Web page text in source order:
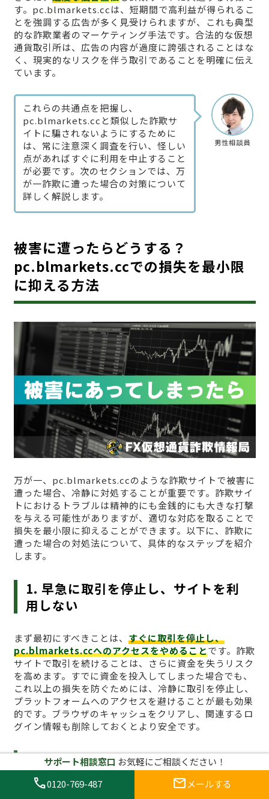
す。pc.blmarkets.ccは、短期間で高利益が得られるこ
とを強調する広告が多く見受けられますが、これも典型
的な詐欺業者のマーケティング手法です。合法的な仮想
通貨取引所は、広告の内容が過度に誇張されることはな
く、現実的なリスクを伴う取引であることを明確に伝え
ています。
男性相談員
これらの共通点を把握し、
pc.blmarkets.ccと類似した詐欺サ
イトに騙されないようにするために
は、常に注意深く調査を行い、怪しい
点があればすぐに利用を中止すること
が必要です。次のセクションでは、万
が一詐欺に遭った場合の対策について
詳しく解説します。
被害に遭ったらどうする？
pc.blmarkets.ccでの損失を最小限
に抑える方法
万が一、pc.blmarkets.ccのような詐欺サイトで被害に
遭った場合、冷静に対処することが重要です。詐欺サイ
トにおけるトラブルは精神的にも金銭的にも大きな打撃
を与える可能性がありますが、適切な対応を取ることで
損失を最小限に抑えることができます。以下に、詐欺に
遭った場合の対処法について、具体的なステップを紹介
します。
1. 早急に取引を停止し、サイトを利
用しない
まず最初にすべきことは、 すぐに取引を停止し、
pc.blmarkets.ccへのアクセスをやめることです。詐欺
サイトで取引を続けることは、さらに資金を失うリスク
を高めます。すでに資金を投入してしまった場合でも、
これ以上の損失を防ぐためには、冷静に取引を停止し、
プラットフォームへのアクセスを避けることが最も効果
的です。ブラウザのキャッシュをクリアし、関連するロ
グイン情報も削除しておくとより安全です。
2. 証拠を集める
詐欺に遭った場合、証拠を集めることが非常に重要
サポート相談窓口 お気軽にご相談ください！
call0120-769-487 mail メールする